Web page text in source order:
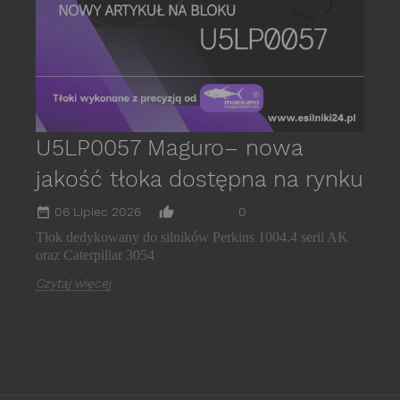
U5LP0057 Maguro– nowa
jakość tłoka dostępna na rynku
date_range 06 Lipiec 2026 thumb_up_alt 0
Tłok dedykowany do silników Perkins 1004.4 serii AK
oraz Caterpillar 3054
Czytaj więcej